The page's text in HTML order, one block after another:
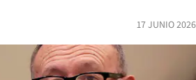
17 JUNIO 2026